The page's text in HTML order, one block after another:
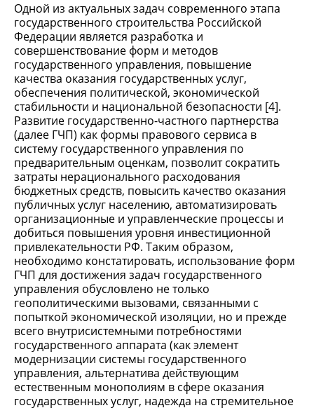
Одной из актуальных задач современного этапа
государственного строительства Российской
Федерации является разработка и
совершенствование форм и методов
государственного управления, повышение
качества оказания государственных услуг,
обеспечения политической, экономической
стабильности и национальной безопасности [4].
Развитие государственно-частного партнерства
(далее ГЧП) как формы правового сервиса в
систему государственного управления по
предварительным оценкам, позволит сократить
затраты нерационального расходования
бюджетных средств, повысить качество оказания
публичных услуг населению, автоматизировать
организационные и управленческие процессы и
добиться повышения уровня инвестиционной
привлекательности РФ. Таким образом,
необходимо констатировать, использование форм
ГЧП для достижения задач государственного
управления обусловлено не только
геополитическими вызовами, связанными с
попыткой экономической изоляции, но и прежде
всего внутрисистемными потребностями
государственного аппарата (как элемент
модернизации системы государственного
управления, альтернатива действующим
естественным монополиям в сфере оказания
государственных услуг, надежда на стремительное